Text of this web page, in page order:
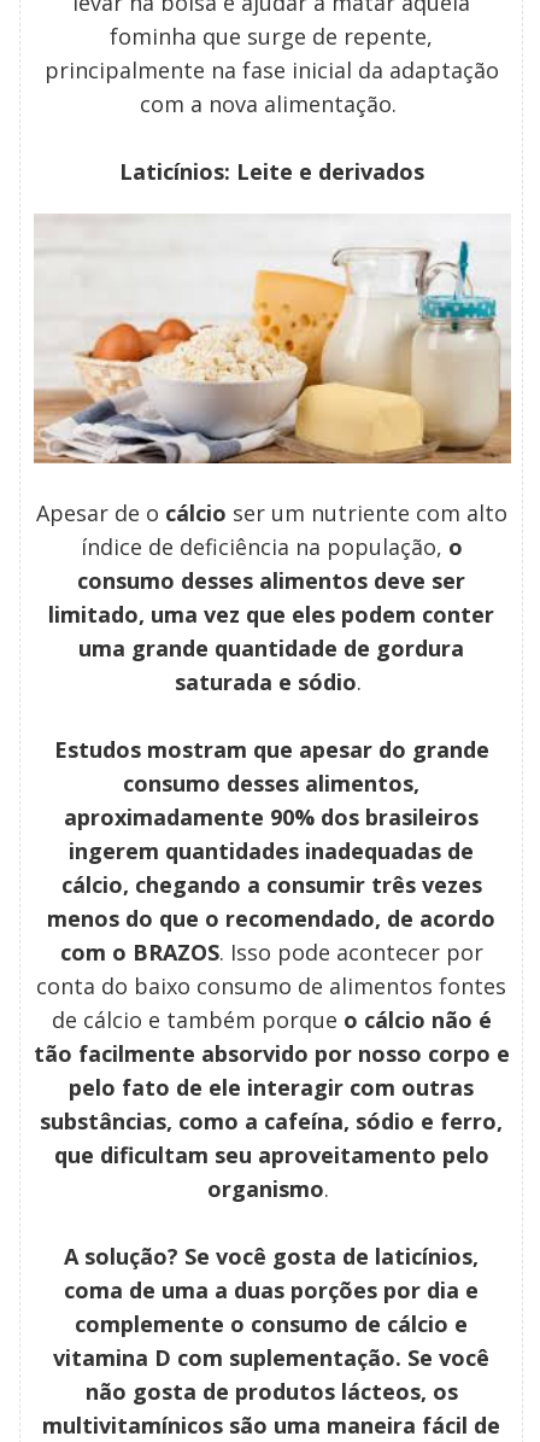
fominha que surge de repente,
principalmente na fase inicial da adaptação
com a nova alimentação.
Laticínios: Leite e derivados
Apesar de o cálcio ser um nutriente com alto
índice de deficiência na população, o
consumo desses alimentos deve ser
limitado, uma vez que eles podem conter
uma grande quantidade de gordura
saturada e sódio.
Estudos mostram que apesar do grande
consumo desses alimentos,
aproximadamente 90% dos brasileiros
ingerem quantidades inadequadas de
cálcio, chegando a consumir três vezes
menos do que o recomendado, de acordo
com o BRAZOS. Isso pode acontecer por
conta do baixo consumo de alimentos fontes
de cálcio e também porque o cálcio não é
tão facilmente absorvido por nosso corpo e
pelo fato de ele interagir com outras
substâncias, como a cafeína, sódio e ferro,
que dificultam seu aproveitamento pelo
organismo.
A solução? Se você gosta de laticínios,
coma de uma a duas porções por dia e
complemente o consumo de cálcio e
vitamina D com suplementação. Se você
não gosta de produtos lácteos, os
multivitamínicos são uma maneira fácil de